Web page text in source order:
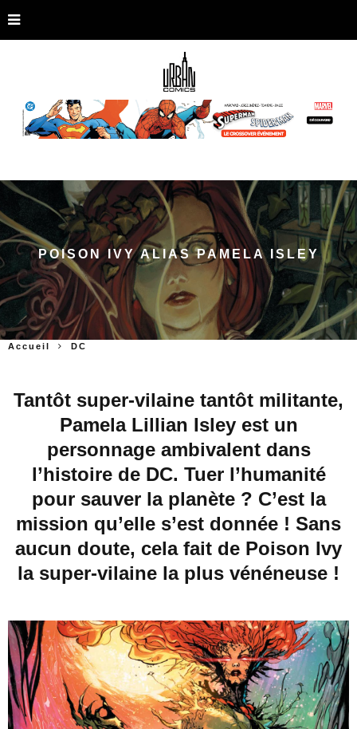
POISON IVY ALIAS PAMELA ISLEY
Accueil DC
Tantôt super-vilaine tantôt militante,
Pamela Lillian Isley est un
personnage ambivalent dans
l’histoire de DC. Tuer l’humanité
pour sauver la planète ? C’est la
mission qu’elle s’est donnée ! Sans
aucun doute, cela fait de Poison Ivy
la super-vilaine la plus vénéneuse !